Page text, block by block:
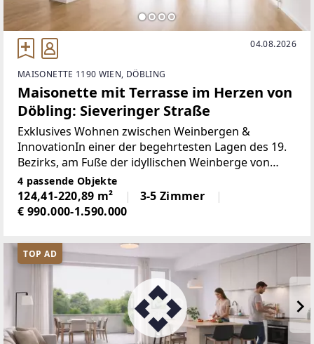
04.08.2026
MAISONETTE 1190 WIEN, DÖBLING
Maisonette mit Terrasse im Herzen von
Döbling: Sieveringer Straße
Exklusives Wohnen zwischen Weinbergen &
InnovationIn einer der begehrtesten Lagen des 19.
Bezirks, am Fuße der idyllischen Weinberge von
Sievering, präsentieren wir The Sievering Collection,
ein Projekt das nachhaltige Zukunftstechnologie
4 passende Objekte
124,41-220,89 m²
3-5 Zimmer
€ 990.000-1.590.000
TOP AD